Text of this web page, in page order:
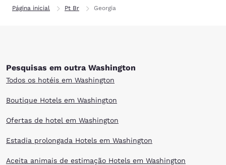
Página inicial Pt Br Georgia
Pesquisas em outra Washington
Todos os hotéis em Washington
Boutique Hotels em Washington
Ofertas de hotel em Washington
Estadia prolongada Hotels em Washington
Aceita animais de estimação Hotels em Washington